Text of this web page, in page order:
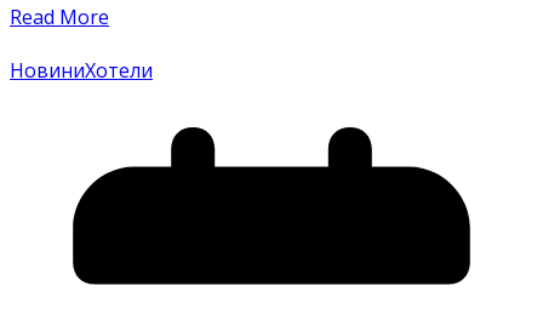
Read More
НовиниХотели